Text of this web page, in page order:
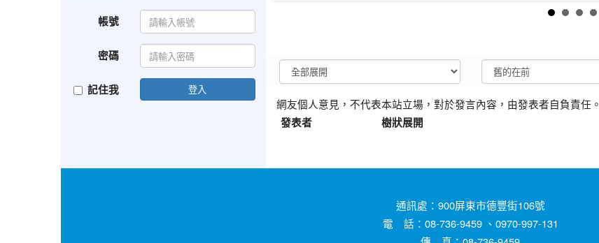
網友個人意見，不代表本站立場，對於發言內容，由發表者自負責任。
發表者
樹狀展開
帳號
密碼
記住我 登入
通訊處：900屏東市德豐街106號
電 話：08-736-9459 、0970-997-131